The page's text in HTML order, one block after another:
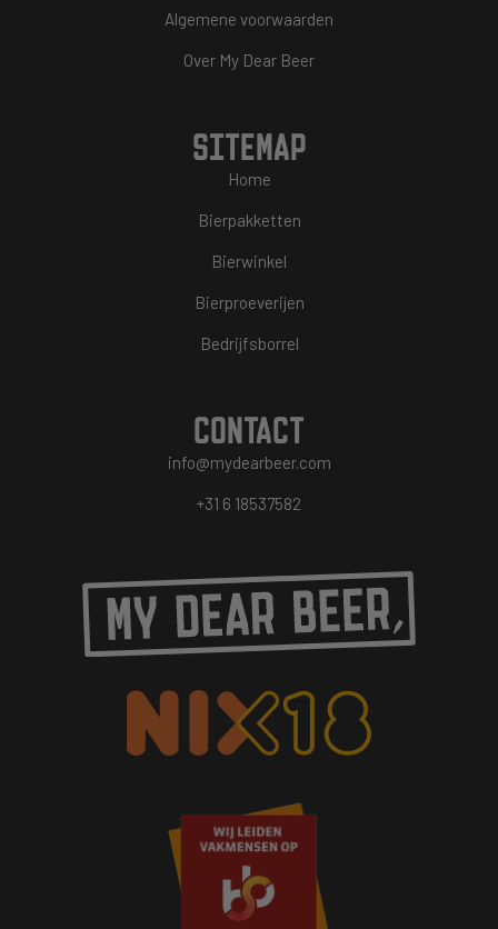
Algemene voorwaarden
Over My Dear Beer
SITEMAP
Home
Bierpakketten
Bierwinkel
Bierproeverijen
Bedrijfsborrel
CONTACT
info@mydearbeer.com
+31 6 18537582